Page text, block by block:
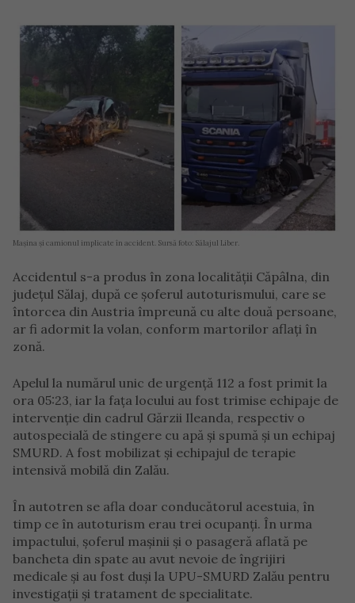
Mașina și camionul implicate în accident. Sursă foto: Sălajul Liber.
Accidentul s-a produs în zona localității Căpâlna, din
județul Sălaj, după ce șoferul autoturismului, care se
întorcea din Austria împreună cu alte două persoane,
ar fi adormit la volan, conform martorilor aflați în
zonă.
Apelul la numărul unic de urgență 112 a fost primit la
ora 05:23, iar la fața locului au fost trimise echipaje de
intervenție din cadrul Gărzii Ileanda, respectiv o
autospecială de stingere cu apă și spumă și un echipaj
SMURD. A fost mobilizat și echipajul de terapie
intensivă mobilă din Zalău.
În autotren se afla doar conducătorul acestuia, în
timp ce în autoturism erau trei ocupanți. În urma
impactului, șoferul mașinii și o pasageră aflată pe
bancheta din spate au avut nevoie de îngrijiri
medicale și au fost duși la UPU-SMURD Zalău pentru
investigații și tratament de specialitate.